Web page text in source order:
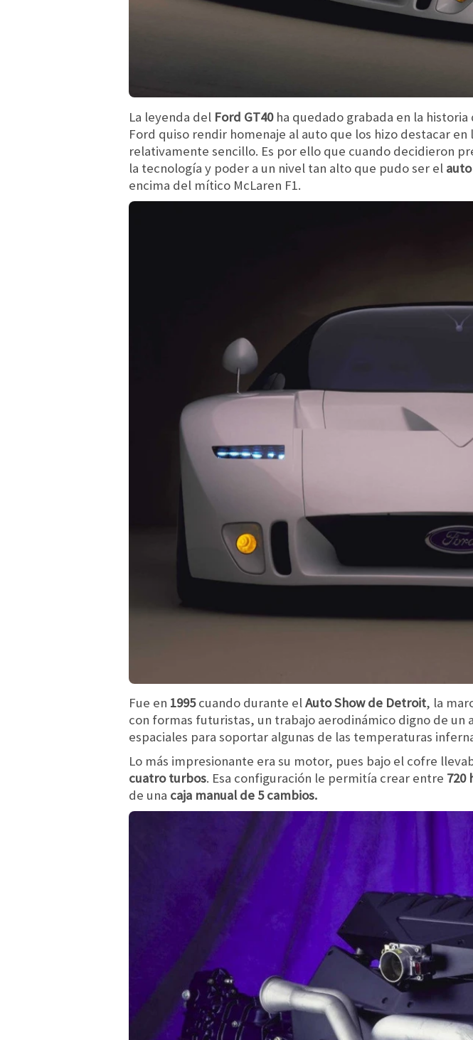
La leyenda del Ford GT40ha quedado grabada en la
Ford quiso rendir homenaje al auto que los hizo destacar
relativamente sencillo. Es por ello que cuando decidieron
la tecnología y poder a un nivel tan alto que pudo ser el
encima del mítico McLaren F1.
Fue en 1995cuando durante elAuto Show de Detroit, la
con formas futuristas, un trabajo aerodinámico digno de un
espaciales para soportar algunas de las temperaturas
Lo más impresionante era su motor, pues bajo el cofre
cuatro turbos. Esa configuración le permitía crear entre 720
de una caja manual de 5 cambios.